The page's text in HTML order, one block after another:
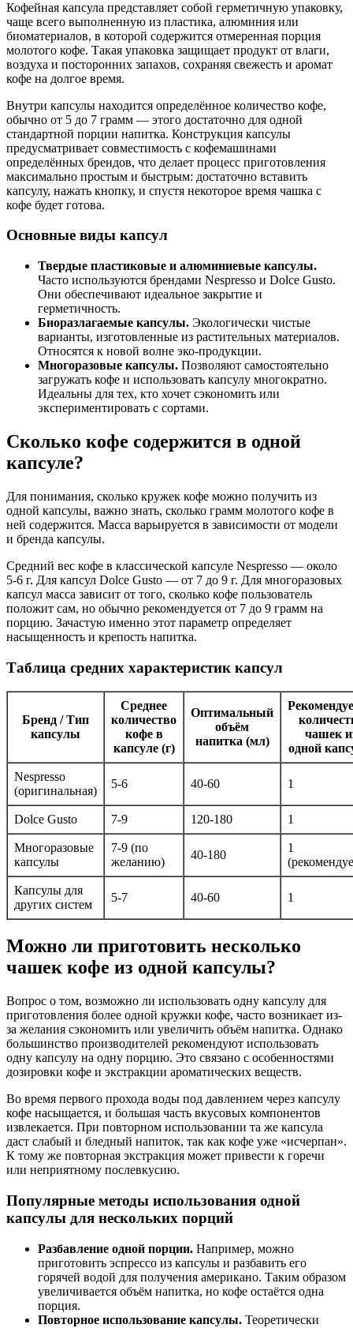
Кофейная капсула представляет собой герметичную упаковку,
чаще всего выполненную из пластика, алюминия или
биоматериалов, в которой содержится отмеренная порция
молотого кофе. Такая упаковка защищает продукт от влаги,
воздуха и посторонних запахов, сохраняя свежесть и аромат
кофе на долгое время.
Внутри капсулы находится определённое количество кофе,
обычно от 5 до 7 грамм — этого достаточно для одной
стандартной порции напитка. Конструкция капсулы
предусматривает совместимость с кофемашинами
определённых брендов, что делает процесс приготовления
максимально простым и быстрым: достаточно вставить
капсулу, нажать кнопку, и спустя некоторое время чашка с
кофе будет готова.
Основные виды капсул
Твердые пластиковые и алюминиевые капсулы.
Часто используются брендами Nespresso и Dolce Gusto.
Они обеспечивают идеальное закрытие и
герметичность.
Биоразлагаемые капсулы. Экологически чистые
варианты, изготовленные из растительных материалов.
Относятся к новой волне эко-продукции.
Многоразовые капсулы. Позволяют самостоятельно
загружать кофе и использовать капсулу многократно.
Идеальны для тех, кто хочет сэкономить или
экспериментировать с сортами.
Сколько кофе содержится в одной
капсуле?
Для понимания, сколько кружек кофе можно получить из
одной капсулы, важно знать, сколько грамм молотого кофе в
ней содержится. Масса варьируется в зависимости от модели
и бренда капсулы.
Средний вес кофе в классической капсуле Nespresso — около
5-6 г. Для капсул Dolce Gusto — от 7 до 9 г. Для многоразовых
капсул масса зависит от того, сколько кофе пользователь
положит сам, но обычно рекомендуется от 7 до 9 грамм на
порцию. Зачастую именно этот параметр определяет
насыщенность и крепость напитка.
Таблица средних характеристик капсул
Бренд / Тип
капсулы
Среднее
количество
кофе в
капсуле (г)
Оптимальный
объём
напитка (мл)
чашек
одной
Nespresso
(оригинальная)
5-6 40-60 1
Dolce Gusto 7-9 120-180 1
Многоразовые
капсулы
7-9 (по
желанию)
40-180
1
Капсулы для
других систем
5-7 40-60 1
Можно ли приготовить несколько
чашек кофе из одной капсулы?
Вопрос о том, возможно ли использовать одну капсулу для
приготовления более одной кружки кофе, часто возникает из-
за желания сэкономить или увеличить объём напитка. Однако
большинство производителей рекомендуют использовать
одну капсулу на одну порцию. Это связано с особенностями
дозировки кофе и экстракции ароматических веществ.
Во время первого прохода воды под давлением через капсулу
кофе насыщается, и большая часть вкусовых компонентов
извлекается. При повторном использовании та же капсула
даст слабый и бледный напиток, так как кофе уже «исчерпан».
К тому же повторная экстракция может привести к горечи
или неприятному послевкусию.
Популярные методы использования одной
капсулы для нескольких порций
Разбавление одной порции. Например, можно
приготовить эспрессо из капсулы и разбавить его
горячей водой для получения американо. Таким образом
увеличивается объём напитка, но кофе остаётся одна
порция.
Повторное использование капсулы. Теоретически